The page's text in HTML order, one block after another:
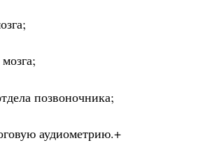
позвоночника;
аудиометрию.+